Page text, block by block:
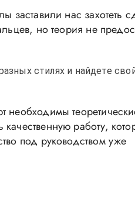
заставили нас захотеть
но теория не
стилях и найдете
необходимы
работу,
под руководством уже